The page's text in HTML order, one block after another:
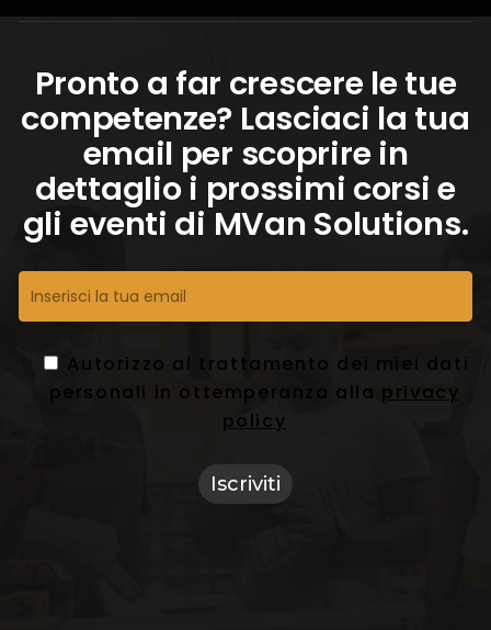
Pronto a far crescere le tue
competenze? Lasciaci la tua
email per scoprire in
dettaglio i prossimi corsi e
gli eventi di MVan Solutions.
Autorizzo al trattamento dei miei dati
personali in ottemperanza alla privacy
policy